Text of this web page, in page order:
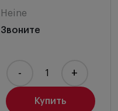
Heine
Звоните
Купить
- +